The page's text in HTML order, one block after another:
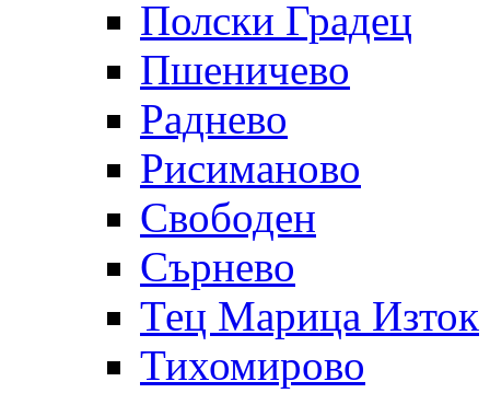
Полски Градец
Пшеничево
Раднево
Рисиманово
Свободен
Сърнево
Тец Марица Изток
Тихомирово